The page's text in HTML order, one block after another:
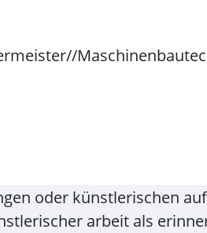
oder künstlerischen
arbeit als